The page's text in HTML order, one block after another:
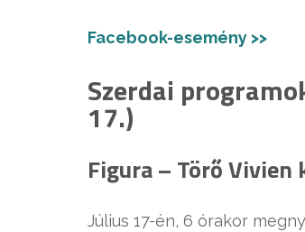
Facebook-esemény >>
Szerdai
17.)
Figura – Törő
Július 17-én, 6 órakor